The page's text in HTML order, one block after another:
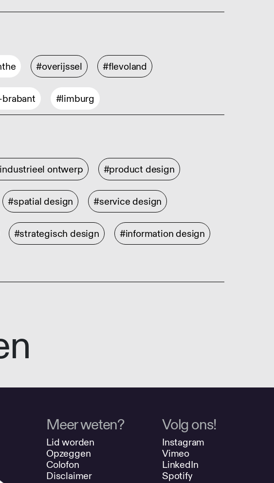
#overijssel #flevoland
#limburg
ontwerp #product design
#spatial design #service design
#strategisch design #information design
Meer weten?
Lid worden
Opzeggen
Colofon
Disclaimer
Volg ons!
Instagram
Vimeo
LinkedIn
Spotify